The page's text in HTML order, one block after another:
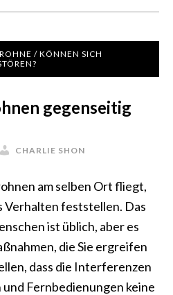
/ KÖNNEN SICH
gegenseitig
CHARLIE SHON
am selben Ort fliegt,
Verhalten feststellen. Das
ist üblich, aber es
die Sie ergreifen
dass die Interferenzen
Fernbedienungen keine